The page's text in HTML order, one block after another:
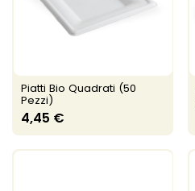
Piatti Bio Quadrati (50
Pezzi)
4,45 €